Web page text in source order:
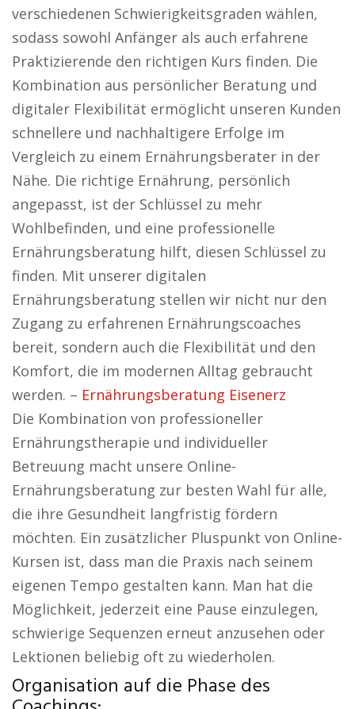
verschiedenen Schwierigkeitsgraden wählen,
sodass sowohl Anfänger als auch erfahrene
Praktizierende den richtigen Kurs finden. Die
Kombination aus persönlicher Beratung und
digitaler Flexibilität ermöglicht unseren Kunden
schnellere und nachhaltigere Erfolge im
Vergleich zu einem Ernährungsberater in der
Nähe. Die richtige Ernährung, persönlich
angepasst, ist der Schlüssel zu mehr
Wohlbefinden, und eine professionelle
Ernährungsberatung hilft, diesen Schlüssel zu
finden. Mit unserer digitalen
Ernährungsberatung stellen wir nicht nur den
Zugang zu erfahrenen Ernährungscoaches
bereit, sondern auch die Flexibilität und den
Komfort, die im modernen Alltag gebraucht
werden. – Ernährungsberatung Eisenerz
Die Kombination von professioneller
Ernährungstherapie und individueller
Betreuung macht unsere Online-
Ernährungsberatung zur besten Wahl für alle,
die ihre Gesundheit langfristig fördern
möchten. Ein zusätzlicher Pluspunkt von Online-
Kursen ist, dass man die Praxis nach seinem
eigenen Tempo gestalten kann. Man hat die
Möglichkeit, jederzeit eine Pause einzulegen,
schwierige Sequenzen erneut anzusehen oder
Lektionen beliebig oft zu wiederholen.
Organisation auf die Phase des